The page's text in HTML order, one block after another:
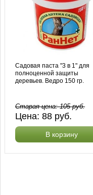
Садовая паста "3 в 1" для
полноценной защиты
деревьев. Ведро 150 гр.
Старая цена:105руб.
Цена:88 руб.
В корзину